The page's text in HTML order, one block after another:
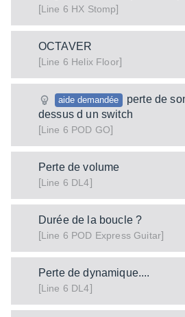
[Line 6 HX Stomp]
OCTAVER
[Line 6 Helix Floor]
aide demandée
perte de
dessus d un switch
[Line 6 POD GO]
Perte de volume
[Line 6 DL4]
Durée de la boucle ?
[Line 6 POD Express Guitar]
Perte de dynamique....
[Line 6 DL4]